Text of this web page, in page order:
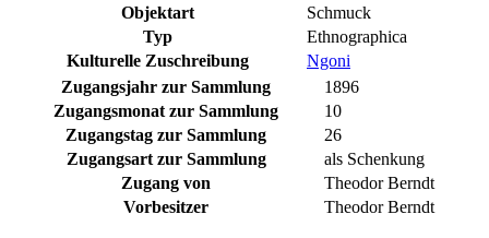
Objektart
Schmuck
Typ
Ethnographica
Kulturelle Zuschreibung
Ngoni
Zugangsjahr zur Sammlung
1896
Zugangsmonat zur Sammlung
10
Zugangstag zur Sammlung
26
Zugangsart zur Sammlung
als Schenkung
Zugang von
Theodor Berndt
Vorbesitzer
Theodor Berndt